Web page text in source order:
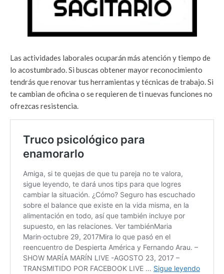
Las actividades laborales ocuparán más atención y tiempo de
lo acostumbrado. Si buscas obtener mayor reconocimiento
tendrás que renovar tus herramientas y técnicas de trabajo. Si
te cambian de oficina o se requieren de ti nuevas funciones no
ofrezcas resistencia.